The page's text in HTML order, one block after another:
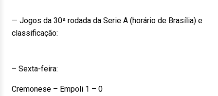
— Jogos da 30ª rodada da Serie A (horário de Brasília) e
classificação:
– Sexta-feira:
Cremonese – Empoli 1 – 0